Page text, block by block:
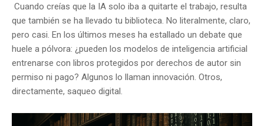
Cuando creías que la IA solo iba a quitarte el trabajo, resulta
que también se ha llevado tu biblioteca. No literalmente, claro,
pero casi. En los últimos meses ha estallado un debate que
huele a pólvora: ¿pueden los modelos de inteligencia artificial
entrenarse con libros protegidos por derechos de autor sin
permiso ni pago? Algunos lo llaman innovación. Otros,
directamente, saqueo digital.